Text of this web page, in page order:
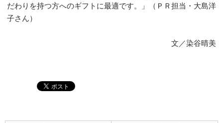
だわりを持つ方へのギフトに最適です。」（ＰＲ担当・大島洋
子さん）
文／染谷晴美